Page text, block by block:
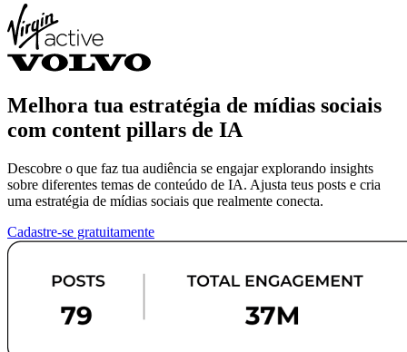
Melhora tua estratégia de mídias sociais
com content pillars de IA
Descobre o que faz tua audiência se engajar explorando insights
sobre diferentes temas de conteúdo de IA. Ajusta teus posts e cria
uma estratégia de mídias sociais que realmente conecta.
Cadastre-se gratuitamente